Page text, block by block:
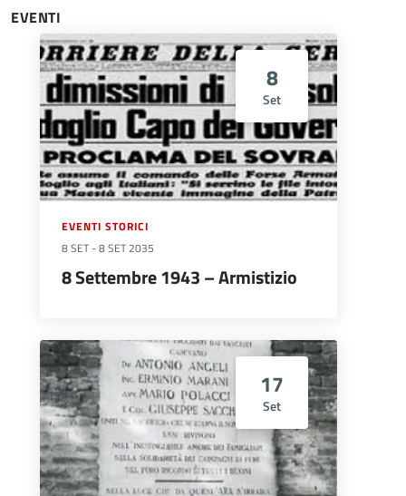
EVENTI
8
Set
EVENTI STORICI
8 SET -8 SET 2035
8 Settembre 1943 – Armistizio
17
Set